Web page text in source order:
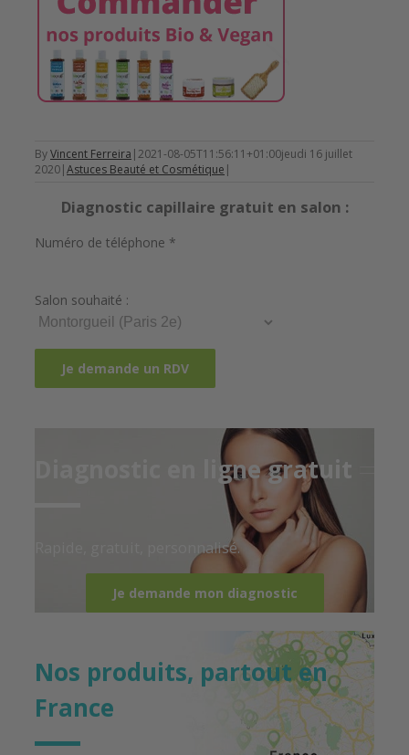
ByVincent Ferreira |2021-08-05T11:56:11+01:00jeudi 16 juillet
2020|Astuces Beauté et Cosmétique |
Diagnostic capillaire gratuit en salon :
Numéro de téléphone *
Salon souhaité :
Diagnostic en ligne gratuit
Rapide, gratuit, personnalisé.
Je demande mon diagnostic
Nos produits, partout en
France